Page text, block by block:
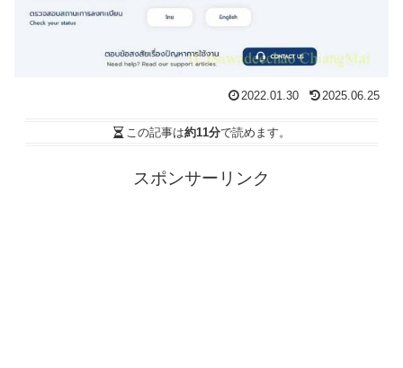
2022.01.30 2025.06.25
この記事は約11分で読めます。
スポンサーリンク